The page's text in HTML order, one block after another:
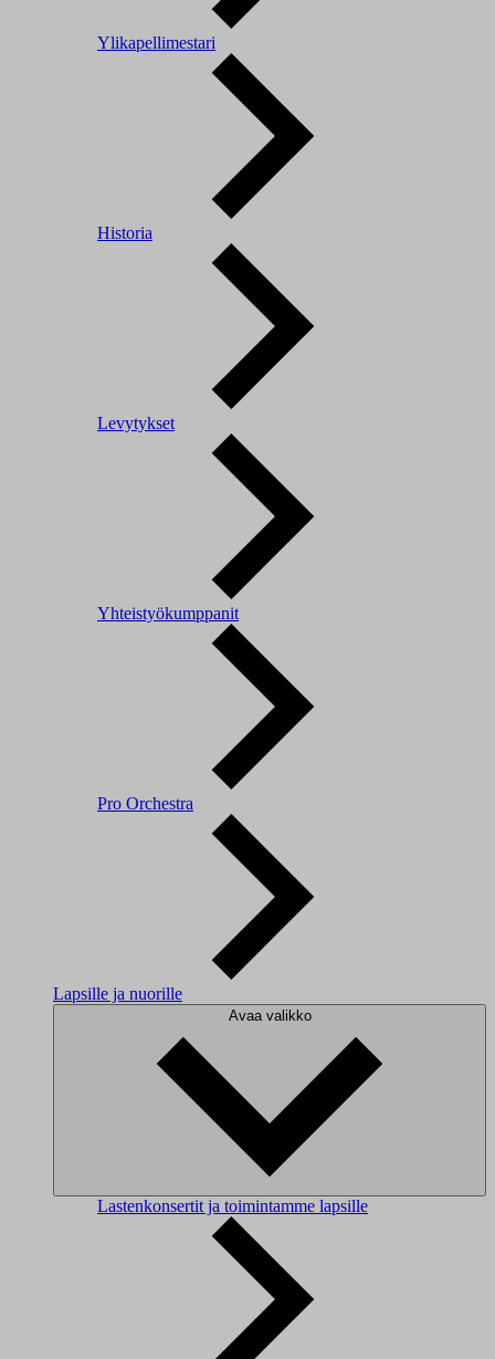
Ylikapellimestari
Historia
Levytykset
Yhteistyökumppanit
Pro Orchestra
Lapsille ja nuorille
Avaa valikko
Lastenkonsertit ja toimintamme lapsille